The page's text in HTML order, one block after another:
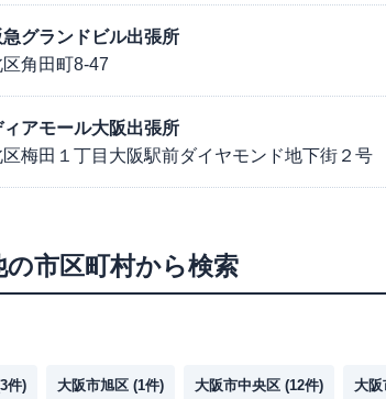
グランドビル出張所
角田町8-47
アモール大阪出張所
梅田１丁目大阪駅前ダイヤモンド地下街２号
の市区町村から検索
3件) 大阪市旭区 (1件) 大阪市中央区 (12件) 大阪